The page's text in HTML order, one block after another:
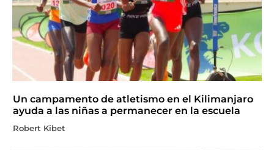
Un campamento de atletismo en el Kilimanjaro
ayuda a las niñas a permanecer en la escuela
Robert Kibet